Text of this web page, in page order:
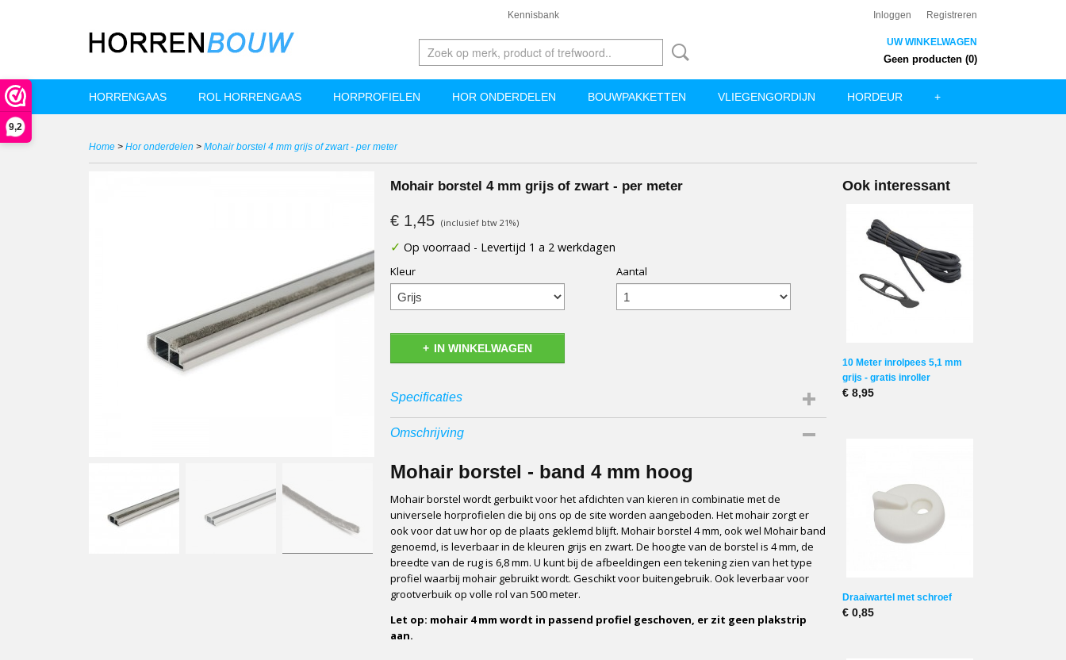
9,2
Kennisbank Inloggen Registreren
UW WINKELWAGEN
Geen producten (0)
HORRENGAAS ROL HORRENGAAS HORPROFIELEN HOR ONDERDELEN BOUWPAKKETTEN VLIEGENGORDIJN HORDEUR +
Home > Hor onderdelen > Mohair borstel 4 mm grijs of zwart - per meter
Mohair borstel 4 mm grijs of zwart - per meter
€ 1,45 (inclusief btw 21%)
✓ Op voorraad - Levertijd 1 a 2 werkdagen
Kleur Aantal
IN WINKELWAGEN
Specificaties
Afmetingen (l,b,h)
Omschrijving
Mohair borstel - band 4 mm hoog
Mohair borstel wordt gerbuikt voor het afdichten van kieren in combinatie met de
universele horprofielen die bij ons op de site worden aangeboden. Het mohair zorgt er
ook voor dat uw hor op de plaats geklemd blijft. Mohair borstel 4 mm, ook wel Mohair band
genoemd, is leverbaar in de kleuren grijs en zwart. De hoogte van de borstel is 4 mm, de
breedte van de rug is 6,8 mm. U kunt bij de afbeeldingen een tekening zien van het type
profiel waarbij mohair gebruikt wordt. Geschikt voor buitengebruik. Ook leverbaar voor
grootverbuik op volle rol van 500 meter.
Let op: mohair 4 mm wordt in passend profiel geschoven, er zit geen plakstrip
aan.
Ook interessant
10 Meter inrolpees 5,1 mm
grijs - gratis inroller
€ 8,95
Draaiwartel met schroef
€ 0,85